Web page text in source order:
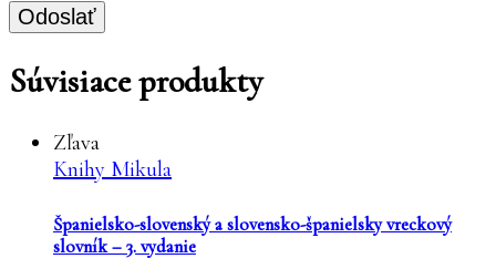
Súvisiace produkty
Zľava
Knihy Mikula
Španielsko-slovenský a slovensko-španielsky vreckový
slovník – 3. vydanie